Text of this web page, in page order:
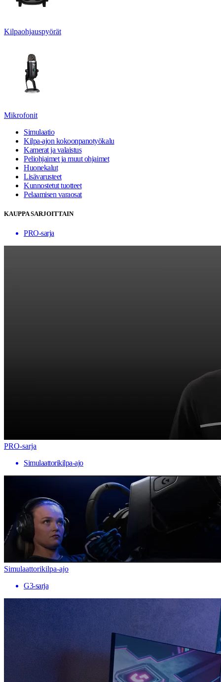
Kilpaohjauspyörät
Mikrofonit
Simulaatio
Kilpa-ajon kokoonpanotyökalu
Kamerat ja valaistus
Peliohjaimet ja muut ohjaimet
Huonekalut
Lisävarusteet
Kunnostetut tuotteet
Pelaamisen varaosat
KAUPPA SARJOITTAIN
PRO-sarja
PRO-sarja
Simulaattorikilpa-ajo
Simulaattorikilpa-ajo
G3-sarja